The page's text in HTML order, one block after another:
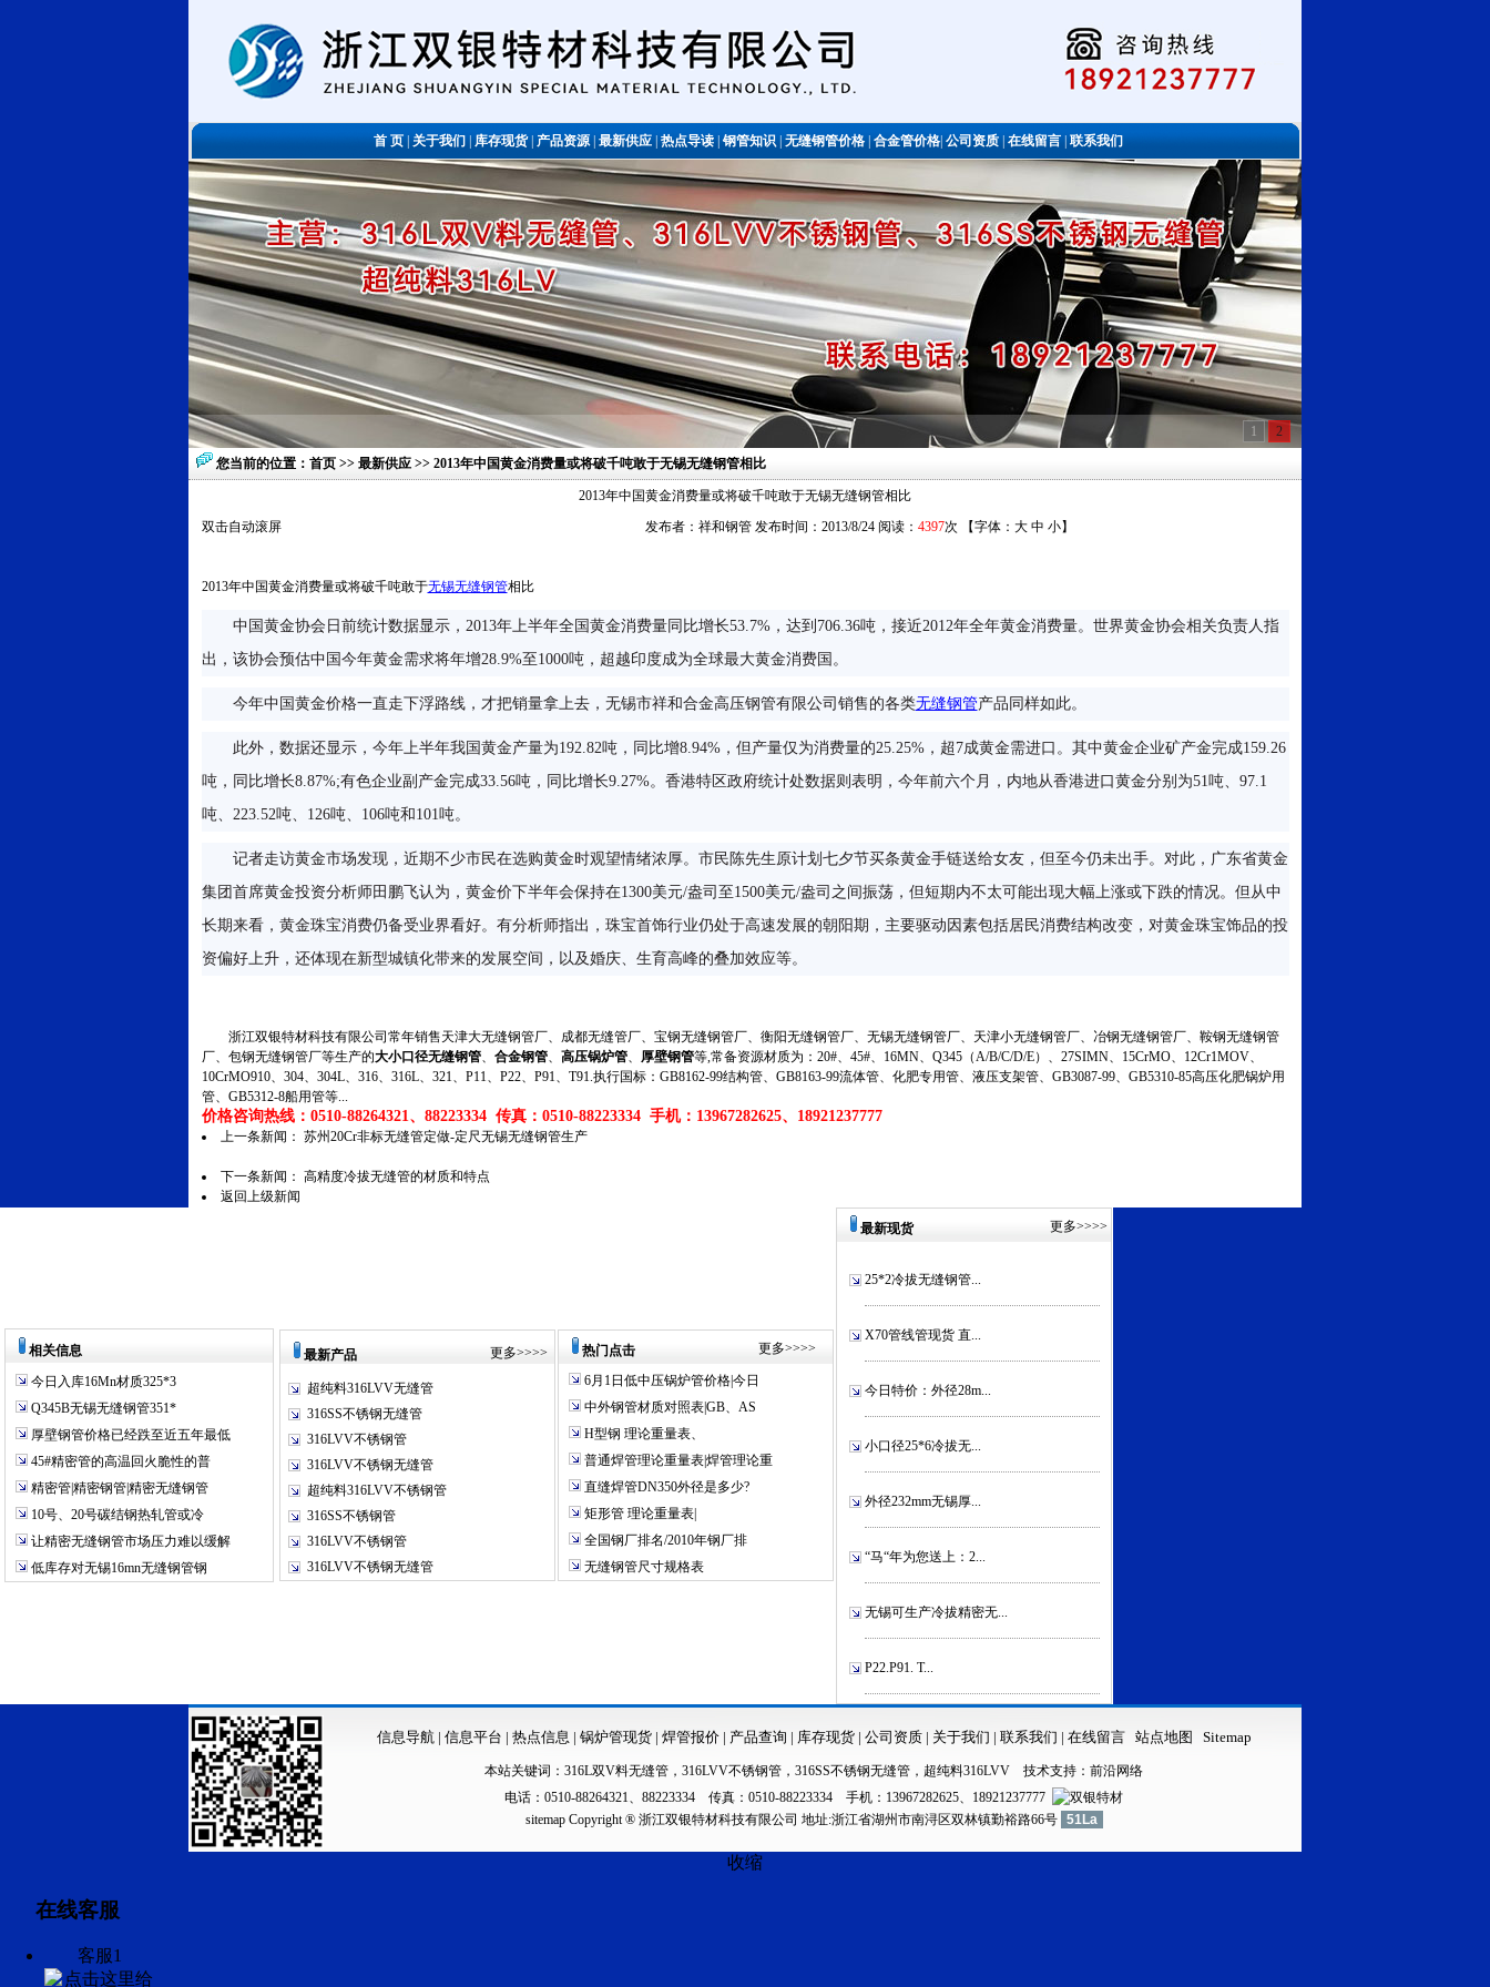
首 页关于我们库存现货|产品资源|最新供应|热点导读钢管知识无缝钢管价格合金管价格公司资质在线留言|联系我们
不锈钢管 1 2
您当前的位置： 首页 >> 最新供应 >> 2013年中国黄金消费量或将破千吨敢于无锡无缝钢管相比
2013年中国黄金消费量或将破千吨敢于无锡无缝钢管相比
双击自动滚屏
发布者：祥和钢管 发布时间：2013/8/24 阅读： 4397次 【字体： 大 中 小】
2013年中国黄金消费量或将破千吨敢于无锡无缝钢管相比
中国黄金协会日前统计数据显示，2013年上半年全国黄金消费量同比增长53.7%，达到706.36吨，接近2012年全年黄金消费量。世界黄金协会相关负责人指
出，该协会预估中国今年黄金需求将年增28.9%至1000吨，超越印度成为全球最大黄金消费国。
今年中国黄金价格一直走下浮路线，才把销量拿上去，无锡市祥和合金高压钢管有限公司销售的各类无缝钢管产品同样如此。
此外，数据还显示，今年上半年我国黄金产量为192.82吨，同比增8.94%，但产量仅为消费量的25.25%，超7成黄金需进口。其中黄金企业矿产金完成159.26
吨，同比增长8.87%;有色企业副产金完成33.56吨，同比增长9.27%。香港特区政府统计处数据则表明，今年前六个月，内地从香港进口黄金分别为51吨、97.1
吨、223.52吨、126吨、106吨和101吨。
记者走访黄金市场发现，近期不少市民在选购黄金时观望情绪浓厚。市民陈先生原计划七夕节买条黄金手链送给女友，但至今仍未出手。对此，广东省黄金
集团首席黄金投资分析师田鹏飞认为，黄金价下半年会保持在1300美元/盎司至1500美元/盎司之间振荡，但短期内不太可能出现大幅上涨或下跌的情况。但从中
长期来看，黄金珠宝消费仍备受业界看好。有分析师指出，珠宝首饰行业仍处于高速发展的朝阳期，主要驱动因素包括居民消费结构改变，对黄金珠宝饰品的投
资偏好上升，还体现在新型城镇化带来的发展空间，以及婚庆、生育高峰的叠加效应等。
浙江双银特材科技有限公司常年销售天津大无缝钢管厂、成都无缝管厂、宝钢无缝钢管厂、衡阳无缝钢管厂、无锡无缝钢管厂、天津小无缝钢管厂、冶钢无缝钢管厂、鞍钢无缝钢管
厂、包钢无缝钢管厂等生产的大小口径无缝钢管、 合金钢管、 高压锅炉管、 厚壁钢管等,常备资源材质为：20#、45#、16MN、Q345（A/B/C/D/E）、27SIMN、15CrMO、12Cr1MOV、
10CrMO910、304、304L、316、316L、321、P11、P22、P91、T91.执行国标：GB8162-99结构管、GB8163-99流体管、化肥专用管、液压支架管、GB3087-99、GB5310-85高压化肥锅炉用
管、GB5312-8船用管等...
价格咨询热线：0510-88264321、88223334 传真：0510-88223334 手机：13967282625、18921237777
上一条新闻： 苏州20Cr非标无缝管定做-定尺无锡无缝钢管生产
下一条新闻： 高精度冷拔无缝管的材质和特点
返回上级新闻
相关信息
今日入库16Mn材质325*3
Q345B无锡无缝钢管351*
厚壁钢管价格已经跌至近五年最低
45#精密管的高温回火脆性的普
精密管|精密钢管|精密无缝钢管
10号、20号碳结钢热轧管或冷
让精密无缝钢管市场压力难以缓解
低库存对无锡16mn无缝钢管钢
最新产品 更多>>>>
超纯料316LVV无缝管
316SS不锈钢无缝管
316LVV不锈钢管
316LVV不锈钢无缝管
超纯料316LVV不锈钢管
316SS不锈钢管
316LVV不锈钢管
316LVV不锈钢无缝管
热门点击 更多>>>>
6月1日低中压锅炉管价格|今日
中外钢管材质对照表|GB、AS
H型钢 理论重量表、
普通焊管理论重量表|焊管理论重
直缝焊管DN350外径是多少?
矩形管 理论重量表|
全国钢厂排名/2010年钢厂排
无缝钢管尺寸规格表
最新现货 更多>>>>
25*2冷拔无缝钢管...
X70管线管现货 直...
今日特价：外径28m...
小口径25*6冷拔无...
外径232mm无锡厚...
“马“年为您送上：2...
无锡可生产冷拔精密无...
P22.P91. T...
信息导航| 信息平台 | 热点信息 | 锅炉管现货 | 焊管报价| 产品查询 | 库存现货 | 公司资质 | 关于我们 | 联系我们 | 在线留言 站点地图 Sitemap
本站关键词： 316L双V料无缝管 ， 316LVV不锈钢管 ， 316SS不锈钢无缝管 ， 超纯料316LVV 技术支持： 前沿网络
电话：0510-88264321、88223334 传真：0510-88223334 手机：13967282625、18921237777
sitemapCopyright ® 浙江双银特材科技有限公司 地址:浙江省湖州市南浔区双林镇勤裕路66号 51La
收缩
在线客服
客服1